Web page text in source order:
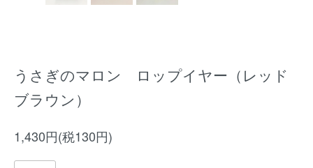
うさぎのマロン ロップイヤー（レッド
ブラウン）
1,430円(税130円)